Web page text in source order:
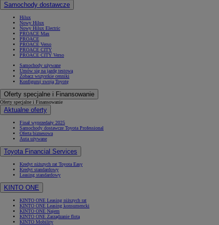
Samochody dostawcze
Hilux
Nowy Hilux
Nowy Hilux Electric
PROACE Max
PROACE
PROACE Verso
PROACE CITY
PROACE CITY Verso
Samochody używane
Umów się na jazdę testową
Zobacz wszystkie cenniki
Konfiguruj swoją Toyotę
Oferty specjalne i Finansowanie
Oferty specjalne i Finansowanie
Aktualne oferty
Finał wyprzedaży 2025
Samochody dostawcze Toyota Professional
Oferta biznesowa
Auta używane
Toyota Financial Services
Kredyt niższych rat Toyota Easy
Kredyt standardowy
Leasing standardowy
KINTO ONE
KINTO ONE Leasing niższych rat
KINTO ONE Leasing konsumencki
KINTO ONE Najem
KINTO ONE Zarządzanie flotą
KINTO Mobility